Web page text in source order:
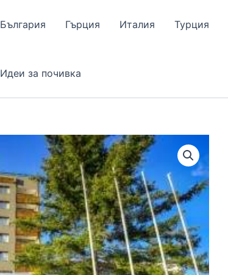
България Гърция Италия Турция
Идеи за почивка